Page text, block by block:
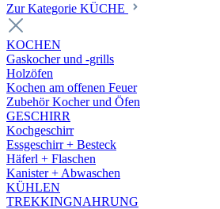
Zur Kategorie KÜCHE
KOCHEN
Gaskocher und -grills
Holzöfen
Kochen am offenen Feuer
Zubehör Kocher und Öfen
GESCHIRR
Kochgeschirr
Essgeschirr + Besteck
Häferl + Flaschen
Kanister + Abwaschen
KÜHLEN
TREKKINGNAHRUNG